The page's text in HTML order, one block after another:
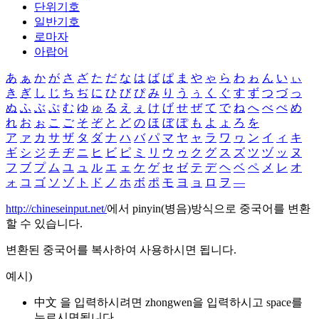
단위기호
일반기호
로마자
아랍어
あ ぁ か が さ ざ た だ な は ば ぱ ま や ゃ ら わ ゎ ん い ぃ
き ぎ し じ ち ぢ に ひ び ぴ み り う ぅ く ぐ す ず つ づ っ
ぬ ふ ぶ ぷ む ゆ ゅ る え ぇ け げ せ ぜ て で ね へ べ ぺ め
れ お ぉ こ ご そ ぞ と ど の ほ ぼ ぽ も よ ょ ろ を
ア ァ カ サ ザ タ ダ ナ ハ バ パ マ ヤ ャ ラ ワ ヮ ン イ ィ キ
ギ シ ジ チ ヂ ニ ヒ ビ ピ ミ リ ウ ゥ ク グ ス ズ ツ ヅ ッ ヌ
フ ブ プ ム ユ ュ ル エ ェ ケ ゲ セ ゼ テ デ ヘ ベ ペ メ レ オ
ォ コ ゴ ソ ゾ ト ド ノ ホ ボ ポ モ ヨ ョ ロ ヲ ―
http://chineseinput.net/에서 pinyin(병음)방식으로 중국어를 변환
할 수 있습니다.
변환된 중국어를 복사하여 사용하시면 됩니다.
예시)
中文 을 입력하시려면 zhongwen을 입력하시고 space를